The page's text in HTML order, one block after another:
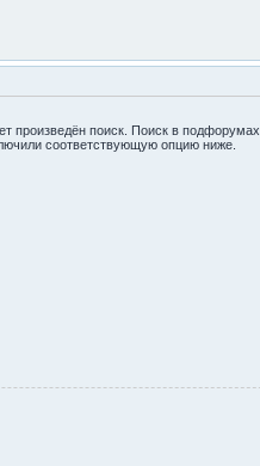
произведён поиск. Поиск в подфорумах
соответствующую опцию ниже.